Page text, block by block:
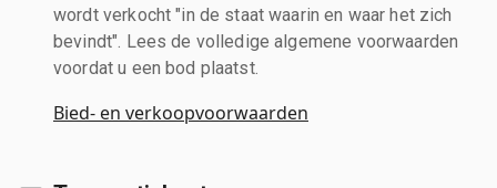
wordt verkocht "in de staat waarin en waar het zich
bevindt". Lees de volledige algemene voorwaarden
voordat u een bod plaatst.
Bied- en verkoopvoorwaarden